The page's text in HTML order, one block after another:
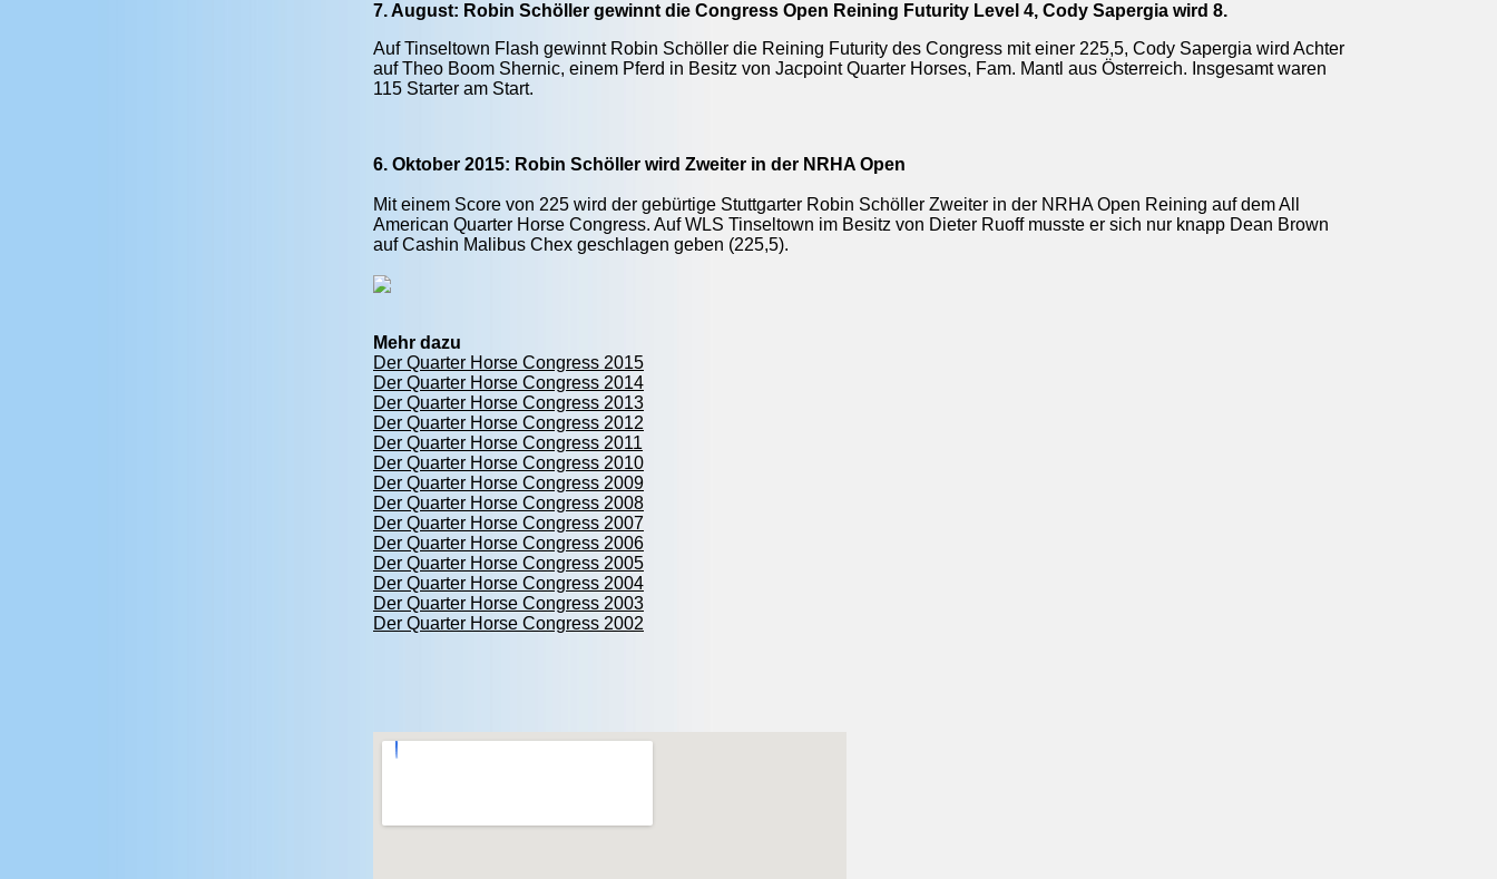
7. August: Robin Schöller gewinnt die Congress Open Reining Futurity Level 4, Cody Sapergia wird 8.
Auf Tinseltown Flash gewinnt Robin Schöller die Reining Futurity des Congress mit einer 225,5, Cody Sapergia wird Achter
auf Theo Boom Shernic, einem Pferd in Besitz von Jacpoint Quarter Horses, Fam. Mantl aus Österreich. Insgesamt waren
115 Starter am Start.
6. Oktober 2015: Robin Schöller wird Zweiter in der NRHA Open
Mit einem Score von 225 wird der gebürtige Stuttgarter Robin Schöller Zweiter in der NRHA Open Reining auf dem All
American Quarter Horse Congress. Auf WLS Tinseltown im Besitz von Dieter Ruoff musste er sich nur knapp Dean Brown
auf Cashin Malibus Chex geschlagen geben (225,5).
Mehr dazu
Der Quarter Horse Congress 2015
Der Quarter Horse Congress 2014
Der Quarter Horse Congress 2013
Der Quarter Horse Congress 2012
Der Quarter Horse Congress 2011
Der Quarter Horse Congress 2010
Der Quarter Horse Congress 2009
Der Quarter Horse Congress 2008
Der Quarter Horse Congress 2007
Der Quarter Horse Congress 2006
Der Quarter Horse Congress 2005
Der Quarter Horse Congress 2004
Der Quarter Horse Congress 2003
Der Quarter Horse Congress 2002